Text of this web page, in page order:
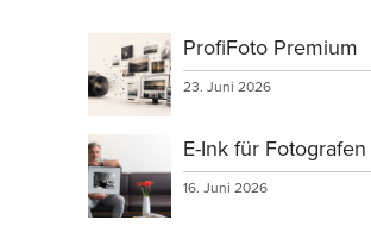
ProfiFoto Premium
23. Juni 2026
E-Ink für Fotografen
16. Juni 2026